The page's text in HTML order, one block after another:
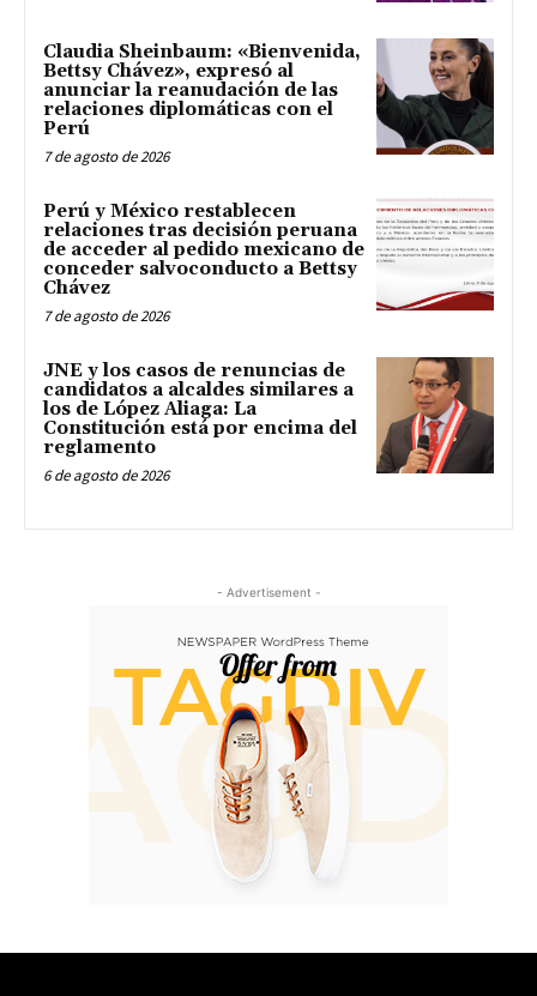
Claudia Sheinbaum: «Bienvenida,
Bettsy Chávez», expresó al
anunciar la reanudación de las
relaciones diplomáticas con el
Perú
7 de agosto de 2026
Perú y México restablecen
relaciones tras decisión peruana
de acceder al pedido mexicano de
conceder salvoconducto a Bettsy
Chávez
7 de agosto de 2026
JNE y los casos de renuncias de
candidatos a alcaldes similares a
los de López Aliaga: La
Constitución está por encima del
reglamento
6 de agosto de 2026
- Advertisement -